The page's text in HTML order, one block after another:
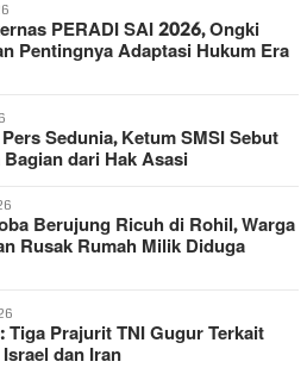
PERADI SAI 2026, Ongki
Pentingnya Adaptasi Hukum Era
Sedunia, Ketum SMSI Sebut
dari Hak Asasi
Berujung Ricuh di Rohil, Warga
Rusak Rumah Milik Diduga
Tiga Prajurit TNI Gugur Terkait
dan Iran